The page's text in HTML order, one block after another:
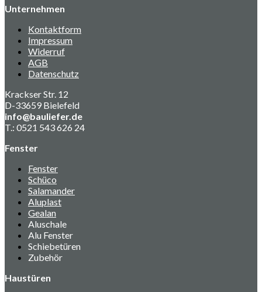
Unternehmen
Kontaktform
Impressum
Widerruf
AGB
Datenschutz
Krackser Str. 12
D-33659 Bielefeld
info@bauliefer.de
T.: 0521 543 626 24
Fenster
Fenster
Schüco
Salamander
Aluplast
Gealan
Aluschale
Alu Fenster
Schiebetüren
Zubehör
Haustüren